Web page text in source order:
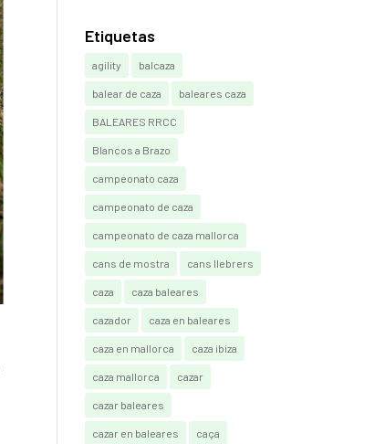
Etiquetas
agility balcaza
balear de caza baleares caza
BALEARES RRCC
Blancos a Brazo
campeonato caza
campeonato de caza
campeonato de caza mallorca
cans de mostra cans llebrers
caza caza baleares
cazador caza en baleares
caza en mallorca caza ibiza
caza mallorca cazar
cazar baleares
cazar en baleares caça